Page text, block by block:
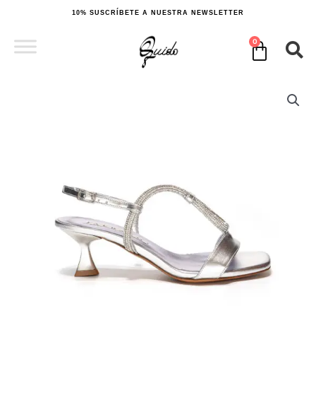
contenido
10% SUSCRÍBETE A NUESTRA NEWSLETTER
0
Cart